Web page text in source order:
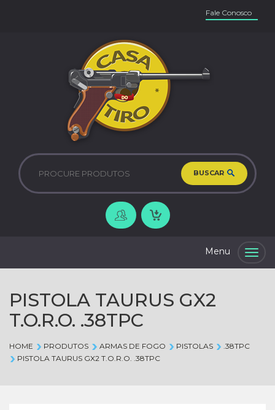
Fale Conosco
BUSCAR
PISTOLA TAURUS GX2
T.O.R.O. .38TPC
HOME PRODUTOS ARMAS DE FOGO PISTOLAS
.38TPC
PISTOLA TAURUS GX2 T.O.R.O. .38TPC